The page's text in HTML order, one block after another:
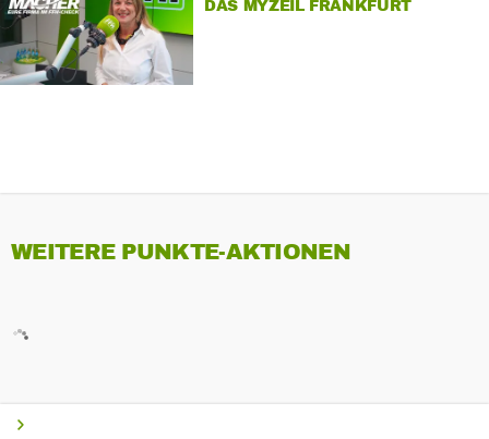
DAS MYZEIL FRANKFURT
WEITERE PUNKTE-AKTIONEN